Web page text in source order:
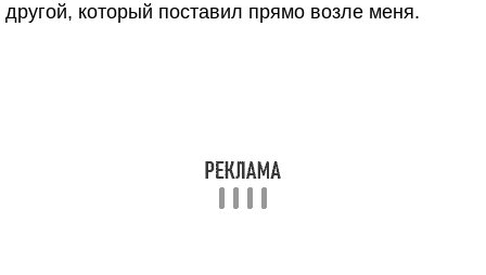
другой, который поставил прямо возле меня.